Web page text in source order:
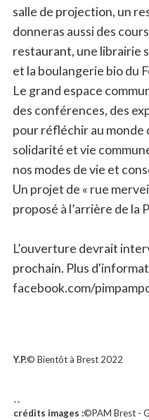
salle de projection, un
donneras aussi des
restaurant, une librairie
et la boulangerie bio du
Le grand espace
des conférences, des
pour réfléchir au monde
solidarité et vie
nos modes de vie et
Un projet de « rue
proposé à l’arrière de la
L’ouverture devrait
prochain. Plus
facebook.com/
Y.P.© Bientôt à Brest 2022
--
crédits images :©PAM Brest -